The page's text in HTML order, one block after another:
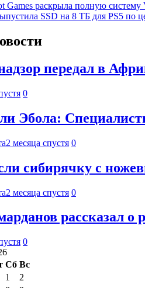
Games раскрыла полную
SSD на 8 ТБ для PS5 по
передал в
0
Эбола:
2 месяца спустя 0
сибирячку с
2 месяца спустя 0
рассказал о
0
Сб Вс
1
2